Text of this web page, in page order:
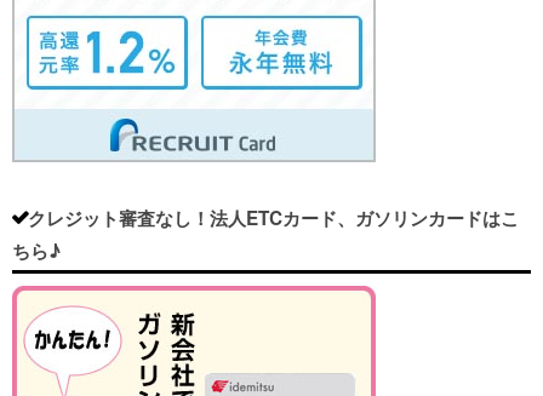
クレジット審査なし！法人ETCカード、ガソリンカードはこ
ちら♪